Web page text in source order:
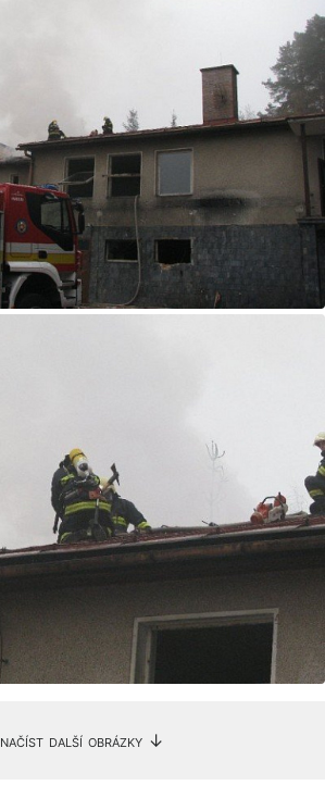
načíst další obrázky ↓